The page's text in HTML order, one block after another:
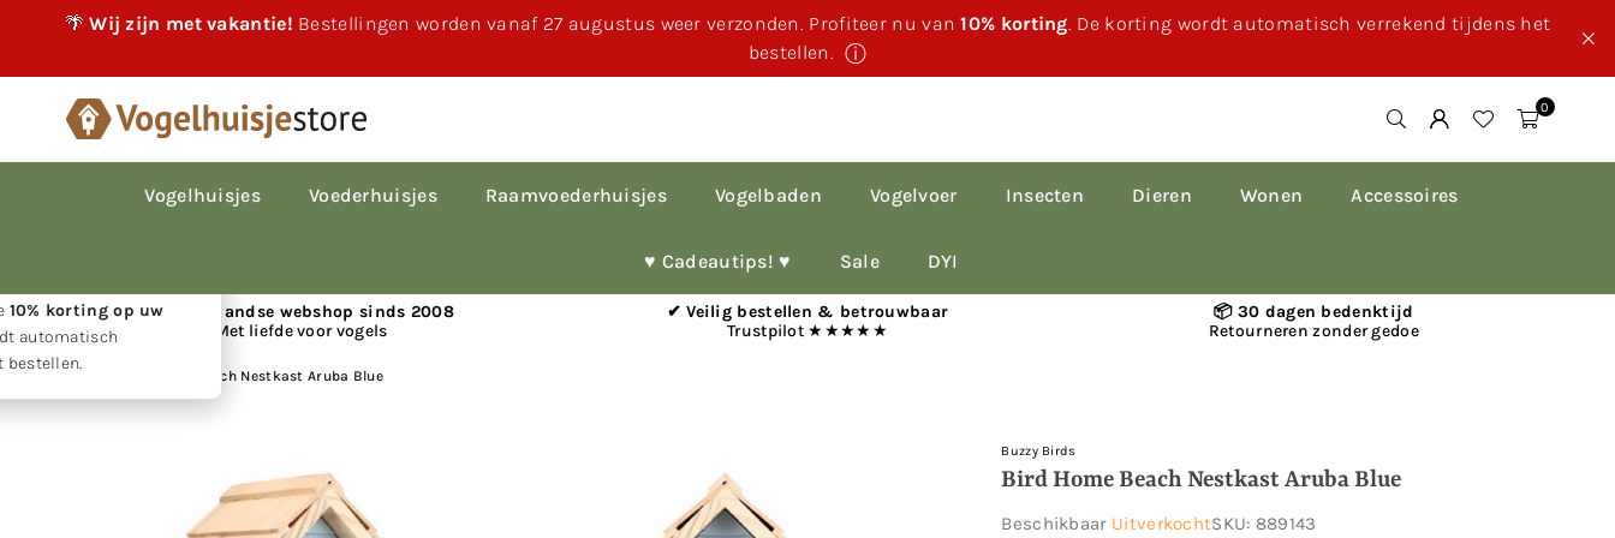
🌴Wij zijn met vakantie! Bestellingen worden vanaf 27 augustus weer verzonden. Profiteer nu van10% korting. De korting wordt automatisch verrekend tijdens het
bestellen. ⓘ
×
gewoon
bestellingen worden
10% korting op uw
automatisch
bestellen.
0
Vogelhuisjes Voederhuisjes Raamvoederhuisjes Vogelbaden Vogelvoer Insecten Dieren Wonen Accessoires
♥︎ Cadeautips! ♥︎ Sale DYI
📍 Nederlandse webshop sinds 2008
Met liefde voor vogels
✔ Veilig bestellen & betrouwbaar
Trustpilot ★★★★★
📦 30 dagen bedenktijd
Retourneren zonder gedoe
Bird Home Beach Nestkast Aruba Blue
Buzzy Birds
Bird Home Beach Nestkast Aruba Blue
Beschikbaar UitverkochtSKU: 889143